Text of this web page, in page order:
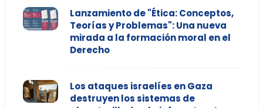
Lanzamiento de "Ética: Conceptos,
Teorías y Problemas": Una nueva
mirada a la formación moral en el
Derecho
Los ataques israelíes en Gaza
destruyen los sistemas de